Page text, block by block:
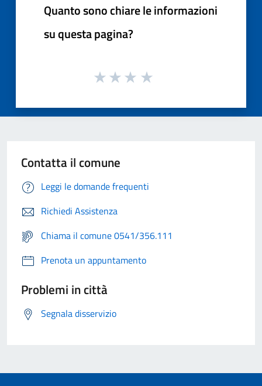
Quanto sono chiare le informazioni
su questa pagina?
Contatta il comune
Leggi le domande frequenti
Richiedi Assistenza
Chiama il comune 0541/356.111
Prenota un appuntamento
Problemi in città
Segnala disservizio